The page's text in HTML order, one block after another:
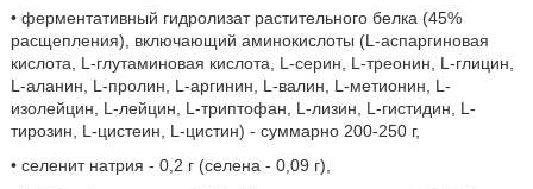
• ферментативный гидролизат растительного белка (45%
расщепления), включающий аминокислоты (L-аспаргиновая
кислота, L-глутаминовая кислота, L-серин, L-треонин, L-глицин,
L-аланин, L-пролин, L-аргинин, L-валин, L-метионин, L-
изолейцин, L-лейцин, L-триптофан, L-лизин, L-гистидин, L-
тирозин, L-цистеин, L-цистин) - суммарно 200-250 г,
• селенит натрия - 0,2 г (селена - 0,09 г),